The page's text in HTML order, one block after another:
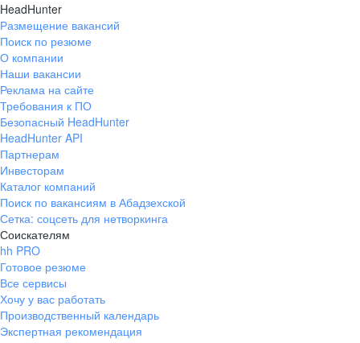
HeadHunter
Размещение вакансий
Поиск по резюме
О компании
Наши вакансии
Реклама на сайте
Требования к ПО
Безопасный HeadHunter
HeadHunter API
Партнерам
Инвесторам
Каталог компаний
Поиск по вакансиям в Абадзехской
Сетка: соцсеть для нетворкинга
Соискателям
hh PRO
Готовое резюме
Все сервисы
Хочу у вас работать
Производственный календарь
Экспертная рекомендация